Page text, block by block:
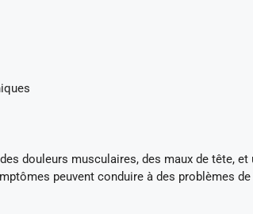
douleurs musculaires, des maux de tête, et
peuvent conduire à des problèmes